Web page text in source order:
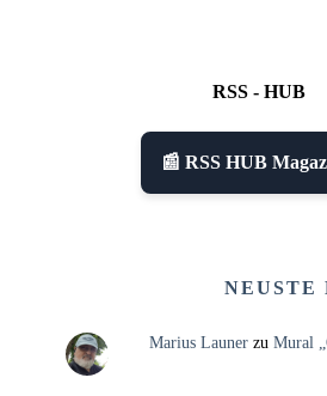
RSS - HUB
📰 RSS HUB
NEUSTE
Marius Launerzu Mural